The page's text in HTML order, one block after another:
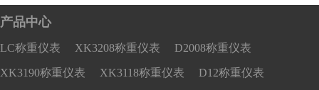
产品中心
LC称重仪表 XK3208称重仪表 D2008称重仪表
XK3190称重仪表 XK3118称重仪表 D12称重仪表